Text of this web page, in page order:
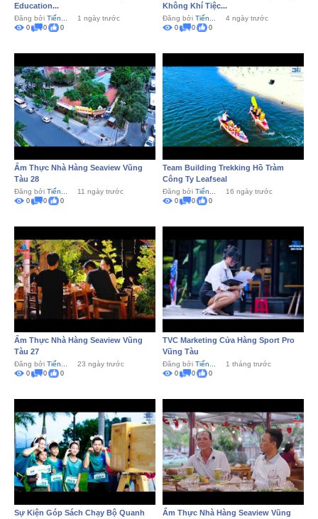
Education...
Đăng bởi Tiến... 1 ngày trước
0 0 0
Không Khí Tiệc...
Đăng bởi Tiến... 4 ngày trước
0 0 0
Ẩm Thực Nhà Hàng Seaview Vũng
Tàu 28
Đăng bởi Tiến... 11 ngày trước
0 0 0
Team Building Trekking Hồ Tràm
Công Ty Leafseal
Đăng bởi Tiến... 16 ngày trước
0 0 0
Ẩm Thực Nhà Hàng Seaview Vũng
Tàu 27
Đăng bởi Tiến... 23 ngày trước
0 0 0
TVC Marketing Cửa Hàng Sport Pro
Vũng Tàu
Đăng bởi Tiến... 1 tháng trước
0 0 0
Sự Kiện Góp Sách Chạy Bộ Quanh
Ẩm Thực Nhà Hàng Seaview Vũng